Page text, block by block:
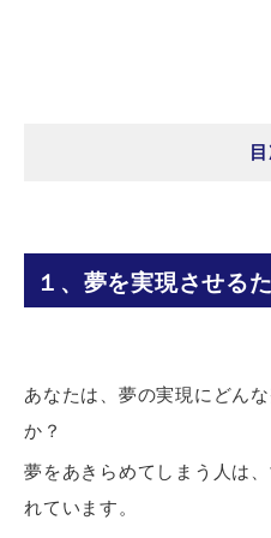
１、夢を実現させる
あなたは、夢の実現にどん
か？
夢をあきらめてしまう人は
れています。